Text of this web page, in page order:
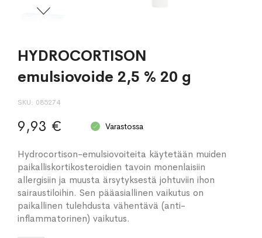
HYDROCORTISON
emulsiovoide 2,5 % 20 g
SKU 085274
9,93 € Varastossa
Hydrocortison-emulsiovoiteita käytetään muiden
paikalliskortikosteroidien tavoin monenlaisiin
allergisiin ja muusta ärsytyksestä johtuviin ihon
sairaustiloihin. Sen pääasiallinen vaikutus on
paikallinen tulehdusta vähentävä (anti-
inflammatorinen) vaikutus.